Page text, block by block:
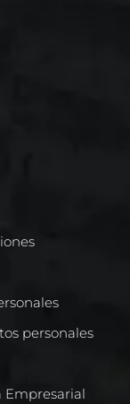
personales
Empresarial